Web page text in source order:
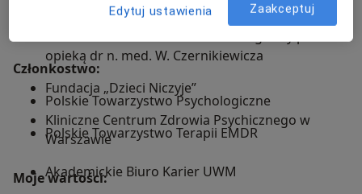
Asesor AC/DC
Poradnia INTIMED – staż seksuologiczny pod
opieką dr n. med. W. Czernikiewicza
Fundacja „Dzieci Niczyje”
Kliniczne Centrum Zdrowia Psychicznego w
Warszawie
Akademickie Biuro Karier UWM
Członkostwo:
Polskie Towarzystwo Psychologiczne
Polskie Towarzystwo Terapii EMDR
Moje wartości:
Edytuj ustawienia Zaakceptuj